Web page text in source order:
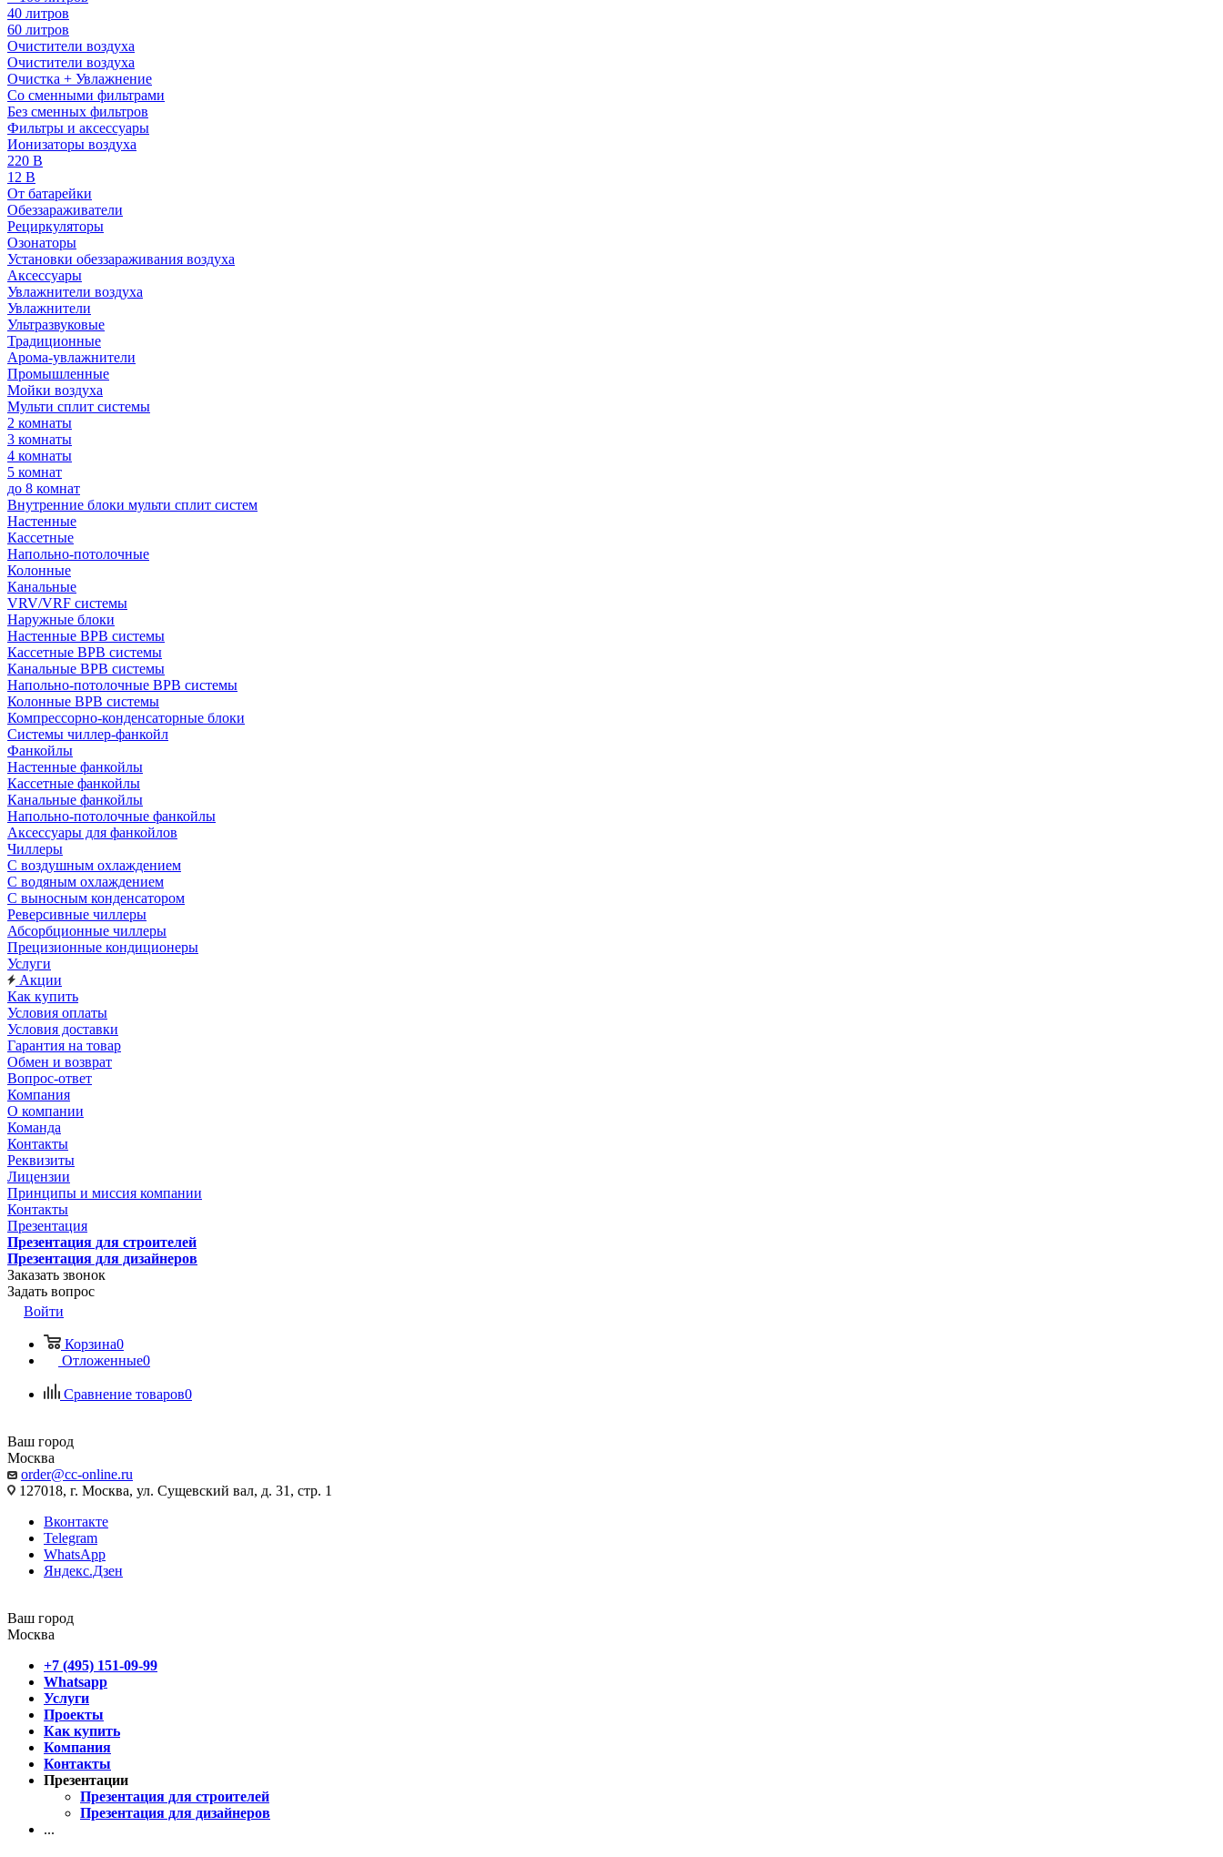
40 литров
60 литров
Очистители воздуха
Очистители воздуха
Очистка + Увлажнение
Cо сменными фильтрами
Без сменных фильтров
Фильтры и аксессуары
Ионизаторы воздуха
220 В
12 В
От батарейки
Обеззараживатели
Рециркуляторы
Озонаторы
Установки обеззараживания воздуха
Аксессуары
Увлажнители воздуха
Увлажнители
Ультразвуковые
Традиционные
Арома-увлажнители
Промышленные
Мойки воздуха
Мульти сплит системы
2 комнаты
3 комнаты
4 комнаты
5 комнат
до 8 комнат
Внутренние блоки мульти сплит систем
Настенные
Кассетные
Напольно-потолочные
Колонные
Канальные
VRV/VRF системы
Наружные блоки
Настенные ВРВ системы
Кассетные ВРВ системы
Канальные ВРВ системы
Напольно-потолочные ВРВ системы
Колонные ВРВ системы
Компрессорно-конденсаторные блоки
Системы чиллер-фанкойл
Фанкойлы
Настенные фанкойлы
Кассетные фанкойлы
Канальные фанкойлы
Напольно-потолочные фанкойлы
Аксессуары для фанкойлов
Чиллеры
С воздушным охлаждением
С водяным охлаждением
С выносным конденсатором
Реверсивные чиллеры
Абсорбционные чиллеры
Прецизионные кондиционеры
Услуги
Акции
Как купить
Условия оплаты
Условия доставки
Гарантия на товар
Обмен и возврат
Вопрос-ответ
Компания
О компании
Команда
Контакты
Реквизиты
Лицензии
Принципы и миссия компании
Контакты
Презентация
Презентация для строителей
Презентация для дизайнеров
Заказать звонок
Задать вопрос
Войти
Корзина0
Отложенные0
Сравнение товаров0
Ваш город
Москва
order@cc-online.ru
127018, г. Москва, ул. Сущевский вал, д. 31, стр. 1
Вконтакте
Telegram
WhatsApp
Яндекс.Дзен
Ваш город
Москва
+7 (495) 151-09-99
Whatsapp
Услуги
Проекты
Как купить
Компания
Контакты
Презентации
Презентация для строителей
Презентация для дизайнеров
...